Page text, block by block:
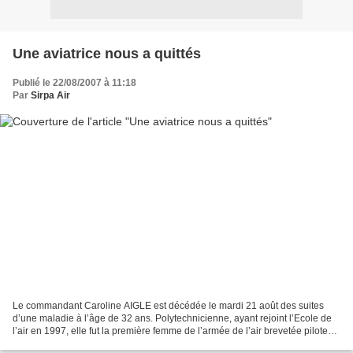
Une aviatrice nous a quittés
Publié le 22/08/2007 à 11:18
Par Sirpa Air
Le commandant Caroline AIGLE est décédée le mardi 21 août des suites
d’une maladie à l’âge de 32 ans. Polytechnicienne, ayant rejoint l’Ecole de
l’air en 1997, elle fut la première femme de l’armée de l’air brevetée pilote